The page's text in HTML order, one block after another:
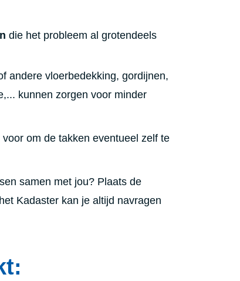
die het probleem al grotendeels
andere vloerbedekking, gordijnen,
kunnen zorgen voor minder
om de takken eventueel zelf te
samen met jou? Plaats de
Kadaster kan je altijd navragen